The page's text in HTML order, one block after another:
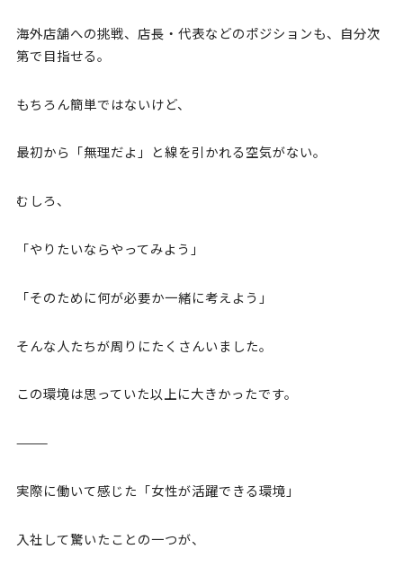
海外店舗への挑戦、店長・代表などのポジションも、自分次
第で目指せる。
もちろん簡単ではないけど、
最初から「無理だよ」と線を引かれる空気がない。
むしろ、
「やりたいならやってみよう」
「そのために何が必要か一緒に考えよう」
そんな人たちが周りにたくさんいました。
この環境は思っていた以上に大きかったです。
⸻
実際に働いて感じた「女性が活躍できる環境」
入社して驚いたことの一つが、